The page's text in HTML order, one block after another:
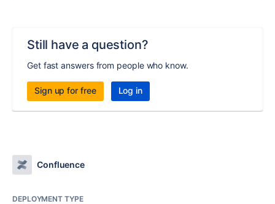
Still have a question?
Get fast answers from people who know.
Sign up for free Log in
Confluence
DEPLOYMENT TYPE